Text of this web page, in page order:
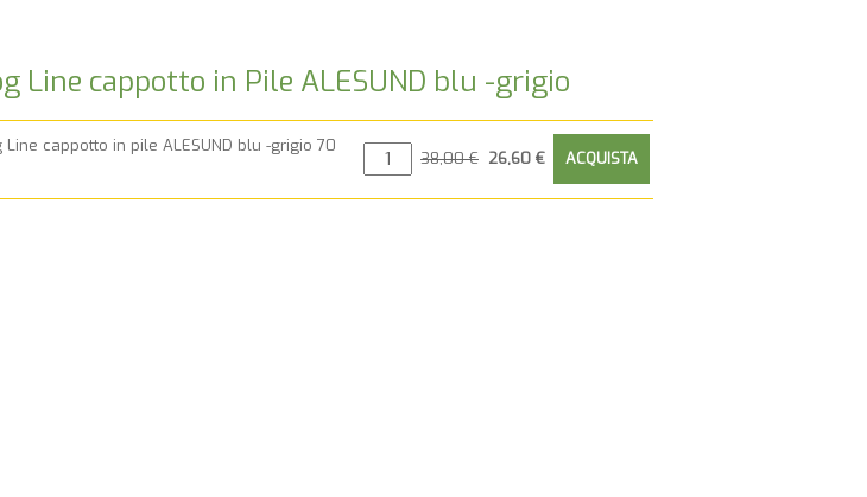
Line cappotto in Pile ALESUND blu -grigio
Line cappotto in pile ALESUND blu -grigio 70
38,00 € 26,60 €